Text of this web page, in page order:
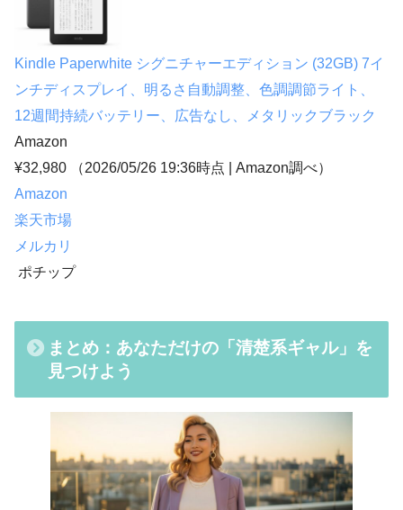
Kindle Paperwhite シグニチャーエディション (32GB) 7イ
ンチディスプレイ、明るさ自動調整、色調調節ライト、
12週間持続バッテリー、広告なし、メタリックブラック
Amazon
¥32,980
（2026/05/26 19:36時点 | Amazon調べ）
Amazon
楽天市場
メルカリ
ポチップ
まとめ：あなただけの「清楚系ギャル」を
見つけよう